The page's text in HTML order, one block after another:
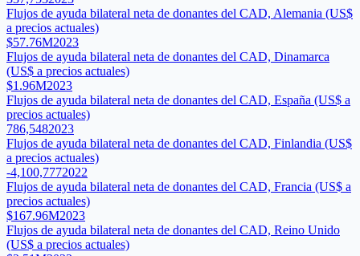
Flujos de ayuda bilateral neta de donantes del CAD, Alemania (US$
a precios actuales)
$57.76M2023
Flujos de ayuda bilateral neta de donantes del CAD, Dinamarca
(US$ a precios actuales)
$1.96M2023
Flujos de ayuda bilateral neta de donantes del CAD, España (US$ a
precios actuales)
786,5482023
Flujos de ayuda bilateral neta de donantes del CAD, Finlandia (US$
a precios actuales)
-4,100,7772022
Flujos de ayuda bilateral neta de donantes del CAD, Francia (US$ a
precios actuales)
$167.96M2023
Flujos de ayuda bilateral neta de donantes del CAD, Reino Unido
(US$ a precios actuales)